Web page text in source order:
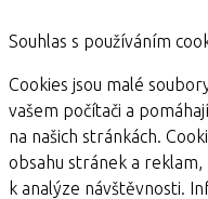
Souhlas s používáním
Cookies jsou malé
vašem počítači a
na našich stránkách.
obsahu stránek a
k analýze návštěvnosti.